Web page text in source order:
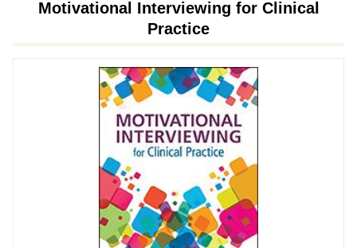
Motivational Interviewing for Clinical
Practice